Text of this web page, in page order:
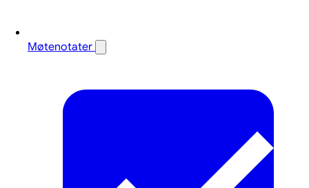
Møtenotater